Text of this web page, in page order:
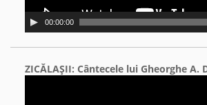
00:00:00
ZICĂLAŞII: Cântecele lui Gheorghe A.